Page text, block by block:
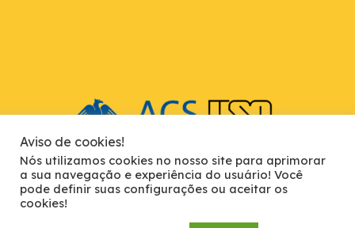
USP Instituto de Química de São Carlos. Av. Trab. São Carlense, 400 -
Parque Arnold Schimidt, São Carlos - SP, 13566-590
Aviso de cookies!
Nós utilizamos cookies no nosso site para aprimorar
a sua navegação e experiência do usuário! Você
pode definir suas configurações ou aceitar os
cookies!